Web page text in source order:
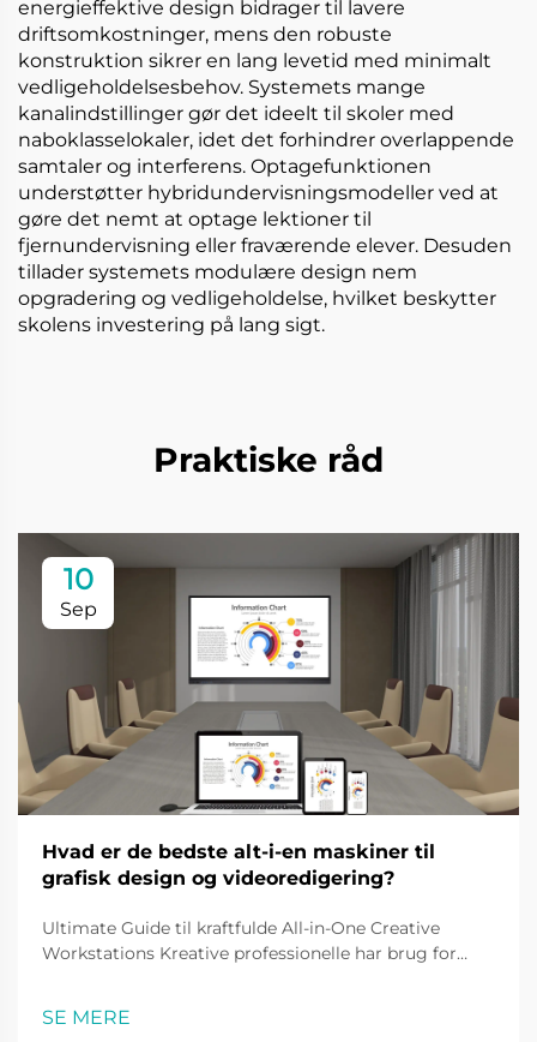
energieffektive design bidrager til lavere
driftsomkostninger, mens den robuste
konstruktion sikrer en lang levetid med minimalt
vedligeholdelsesbehov. Systemets mange
kanalindstillinger gør det ideelt til skoler med
naboklasselokaler, idet det forhindrer overlappende
samtaler og interferens. Optagefunktionen
understøtter hybridundervisningsmodeller ved at
gøre det nemt at optage lektioner til
fjernundervisning eller fraværende elever. Desuden
tillader systemets modulære design nem
opgradering og vedligeholdelse, hvilket beskytter
skolens investering på lang sigt.
Praktiske råd
10
Sep
Hvad er de bedste alt-i-en maskiner til
grafisk design og videoredigering?
Ultimate Guide til kraftfulde All-in-One Creative
Workstations Kreative professionelle har brug for
one-maskiner til grafisk design og videoredigering
SE MERE